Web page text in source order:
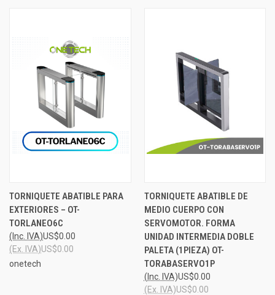
TORNIQUETE ABATIBLE PARA
EXTERIORES – OT-
TORLANEO6C
US$0.00
(Inc. IVA)
US$0.00
(Ex. IVA)
onetech
TORNIQUETE ABATIBLE DE
MEDIO CUERPO CON
SERVOMOTOR. FORMA
UNIDAD INTERMEDIA DOBLE
PALETA (1PIEZA) OT-
TORABASERVO1P
US$0.00
(Inc. IVA)
US$0.00
(Ex. IVA)